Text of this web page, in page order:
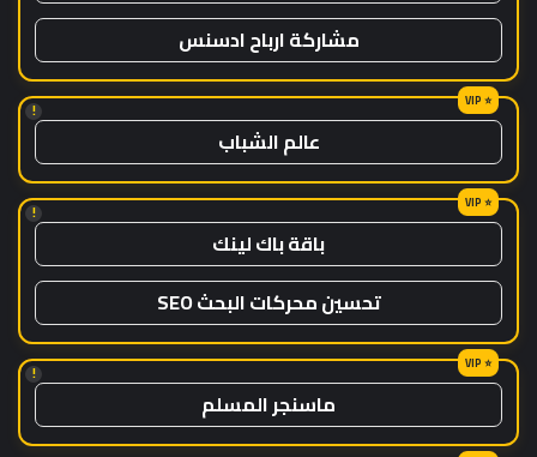
مشاركة ارباح ادسنس
!
عالم الشباب
!
باقة باك لينك
تحسين محركات البحث SEO
!
ماسنجر المسلم